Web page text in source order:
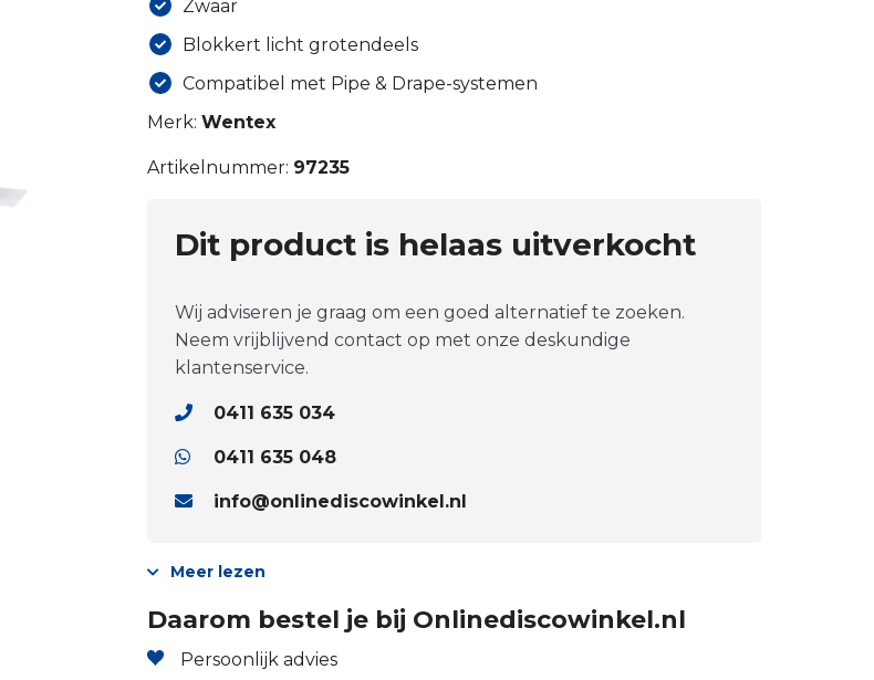
Zwaar
Blokkert licht grotendeels
Compatibel met Pipe & Drape-systemen
Merk: Wentex
Artikelnummer: 97235
Dit product is helaas uitverkocht
Wij adviseren je graag om een goed alternatief te zoeken.
Neem vrijblijvend contact op met onze deskundige
klantenservice.
0411 635 034
0411 635 048
info@onlinediscowinkel.nl
Meer lezen
Daarom bestel je bij Onlinediscowinkel.nl
Persoonlijk advies